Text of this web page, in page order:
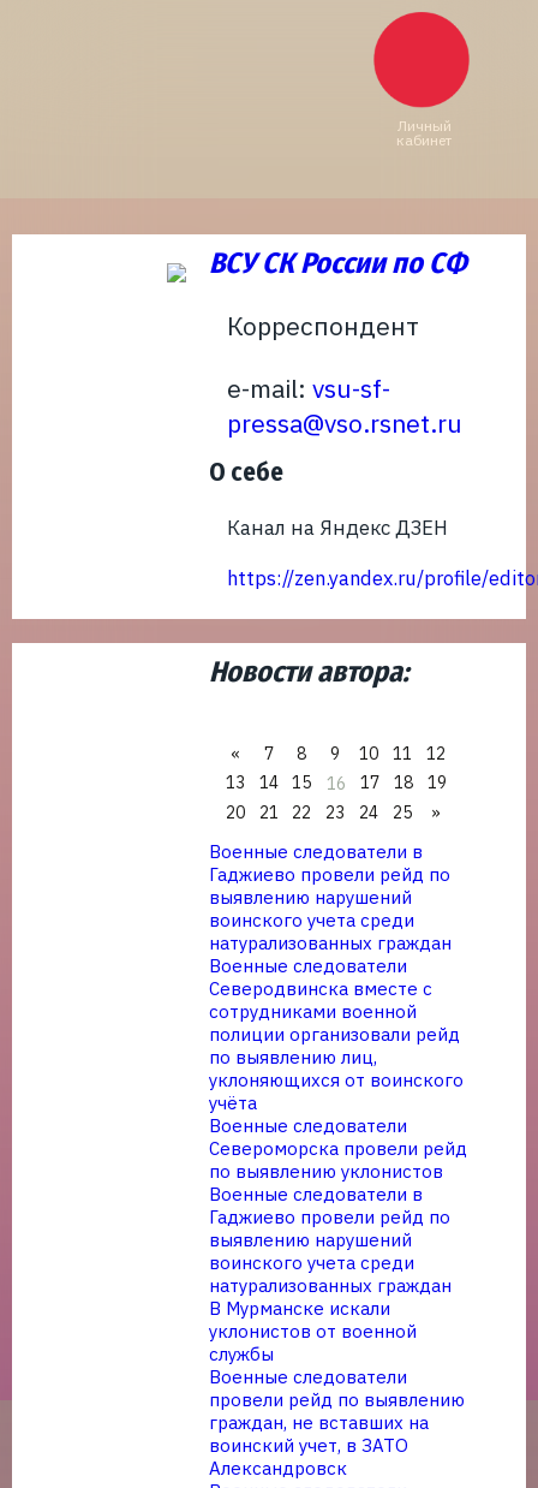
Личный
кабинет
ВСУ СК России по СФ
Корреспондент
e-mail: vsu-sf-
pressa@vso.rsnet.ru
О себе
Канал на Яндекс ДЗЕН
https://zen.yandex.ru/profile/
Новости автора:
« 7 8 9 10 11
12
13
14 15 16 17 18
19
20
21 22 23 24 25 »
Военные следователи в
Гаджиево провели рейд по
выявлению нарушений
воинского учета среди
натурализованных граждан
Военные следователи
Северодвинска вместе с
сотрудниками военной
полиции организовали рейд
по выявлению лиц,
уклоняющихся от воинского
учёта
Военные следователи
Североморска провели рейд
по выявлению уклонистов
Военные следователи в
Гаджиево провели рейд по
выявлению нарушений
воинского учета среди
натурализованных граждан
В Мурманске искали
уклонистов от военной
службы
Военные следователи
провели рейд по выявлению
граждан, не вставших на
воинский учет, в ЗАТО
Александровск